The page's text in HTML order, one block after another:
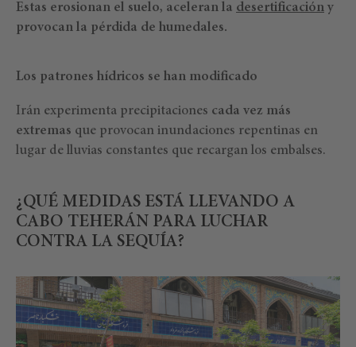
Estas erosionan el suelo, aceleran la desertificación y
provocan la pérdida de humedales.
Los patrones hídricos se han modificado
Irán experimenta precipitaciones cada vez más
extremas que provocan inundaciones repentinas en
lugar de lluvias constantes que recargan los embalses.
¿QUÉ MEDIDAS ESTÁ LLEVANDO A
CABO TEHERÁN PARA LUCHAR
CONTRA LA SEQUÍA?